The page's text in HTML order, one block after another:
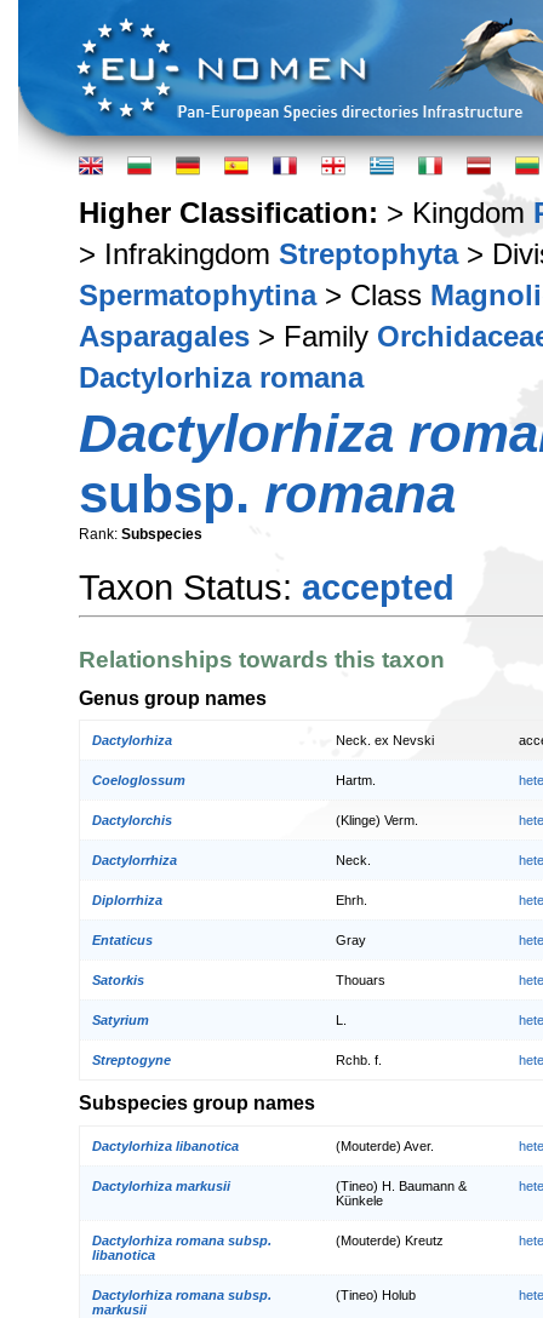
Higher Classification: > Kingdom
> Infrakingdom Streptophyta>
Spermatophytina> Class
Asparagales > Family
Dactylorhiza romana
Dactylorhiza
subsp. romana
Rank: Subspecies
Taxon Status: accepted
Relationships towards this taxon
Genus group names
Dactylorhiza Neck. ex Nevski
Coeloglossum Hartm.
Dactylorchis (Klinge) Verm.
Dactylorrhiza Neck.
Diplorrhiza Ehrh.
Entaticus Gray
Satorkis Thouars
Satyrium
Streptogyne Rchb. f.
Subspecies group names
Dactylorhiza libanotica (Mouterde) Aver.
Dactylorhiza markusii
(Tineo) H. Baumann &
Künkele
Dactylorhiza romana subsp.
libanotica
(Mouterde) Kreutz
Dactylorhiza romana subsp.
markusii
(Tineo) Holub